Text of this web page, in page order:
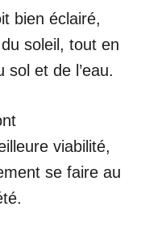
bien éclairé,
soleil, tout en
et de l’eau.
viabilité,
se faire au